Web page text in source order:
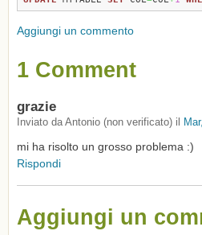
Aggiungi un commento
1 Comment
grazie
Inviato daAntonio (non verificato) il
mi ha risolto un grosso problema :)
Rispondi
Aggiungi un